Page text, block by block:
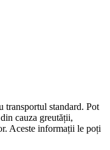
transportul standard. Pot
cauza greutății,
Aceste informații le poți